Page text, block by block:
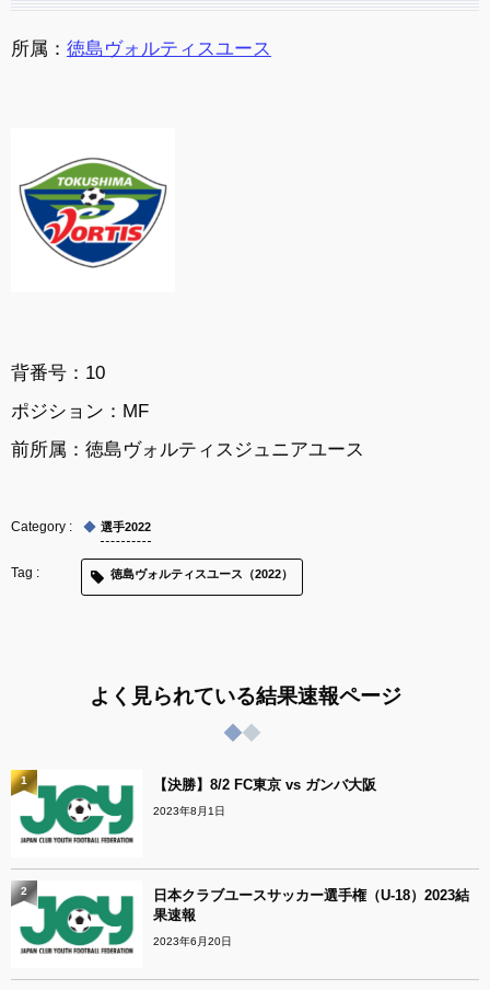
所属： 徳島ヴォルティスユース
背番号：10
ポジション：MF
前所属：徳島ヴォルティスジュニアユース
選手2022
徳島ヴォルティスユース（2022）
よく見られている結果速報ページ
【決勝】8/2 FC東京 vs ガンバ大阪
2023年8月1日
1
日本クラブユースサッカー選手権（U-18）2023結
果速報
2023年6月20日
2